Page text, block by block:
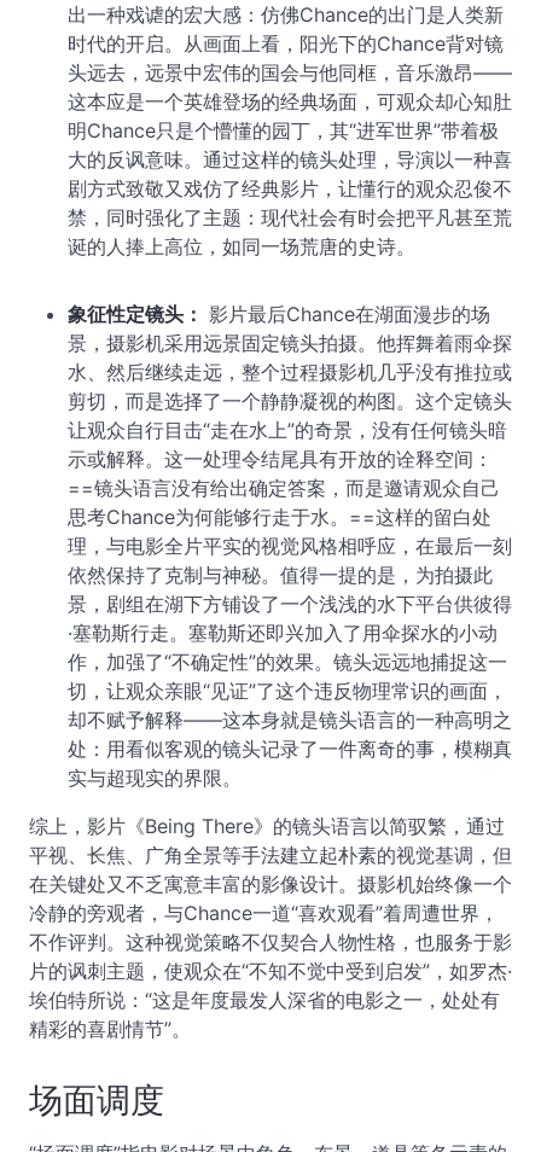
出一种戏谑的宏大感：仿佛Chance的出门是人类新
时代的开启。从画面上看，阳光下的Chance背对镜
头远去，远景中宏伟的国会与他同框，音乐激昂——
这本应是一个英雄登场的经典场面，可观众却心知肚
明Chance只是个懵懂的园丁，其“进军世界”带着极
大的反讽意味。通过这样的镜头处理，导演以一种喜
剧方式致敬又戏仿了经典影片，让懂行的观众忍俊不
禁，同时强化了主题：现代社会有时会把平凡甚至荒
诞的人捧上高位，如同一场荒唐的史诗。
象征性定镜头： 影片最后Chance在湖面漫步的场
景，摄影机采用远景固定镜头拍摄。他挥舞着雨伞探
水、然后继续走远，整个过程摄影机几乎没有推拉或
剪切，而是选择了一个静静凝视的构图。这个定镜头
让观众自行目击“走在水上”的奇景，没有任何镜头暗
示或解释。这一处理令结尾具有开放的诠释空间：
==镜头语言没有给出确定答案，而是邀请观众自己
思考Chance为何能够行走于水。==这样的留白处
理，与电影全片平实的视觉风格相呼应，在最后一刻
依然保持了克制与神秘。值得一提的是，为拍摄此
景，剧组在湖下方铺设了一个浅浅的水下平台供彼得
·塞勒斯行走。塞勒斯还即兴加入了用伞探水的小动
作，加强了“不确定性”的效果。镜头远远地捕捉这一
切，让观众亲眼“见证”了这个违反物理常识的画面，
却不赋予解释——这本身就是镜头语言的一种高明之
处：用看似客观的镜头记录了一件离奇的事，模糊真
实与超现实的界限。
综上，影片《Being There》的镜头语言以简驭繁，通过
平视、长焦、广角全景等手法建立起朴素的视觉基调，但
在关键处又不乏寓意丰富的影像设计。摄影机始终像一个
冷静的旁观者，与Chance一道“喜欢观看”着周遭世界，
不作评判。这种视觉策略不仅契合人物性格，也服务于影
片的讽刺主题，使观众在“不知不觉中受到启发”，如罗杰·
埃伯特所说：“这是年度最发人深省的电影之一，处处有
精彩的喜剧情节”。
场面调度